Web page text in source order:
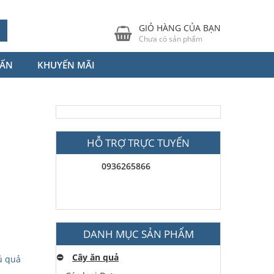
GIỎ HÀNG CỦA BẠN
Chưa có sản phẩm
KHUYẾN MÃI
quả
HỖ TRỢ TRỰC TUYẾN
0936265866
DANH MỤC SẢN PHẨM
⛔️
Cây ăn quả